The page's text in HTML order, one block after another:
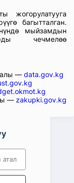
жогорулатууга
багытталган.
мыйзамдын
чечмелөө
— data.gov.kg
— zakupki.gov.kg